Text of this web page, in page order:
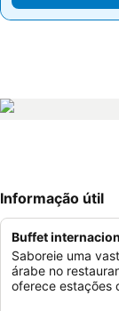
Informação útil
Buffet
Saboreie uma
árabe no
oferece estações